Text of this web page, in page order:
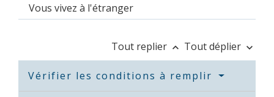
Vous vivez à l'étranger
Tout replier keyboard_arrow_up Tout déplier keyboard_arrow_down
Vérifier les conditions à remplir